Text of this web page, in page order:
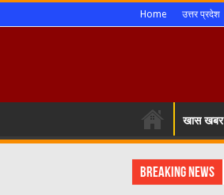
Home उत्तर प्रदेश
खास खबर
Breaking News